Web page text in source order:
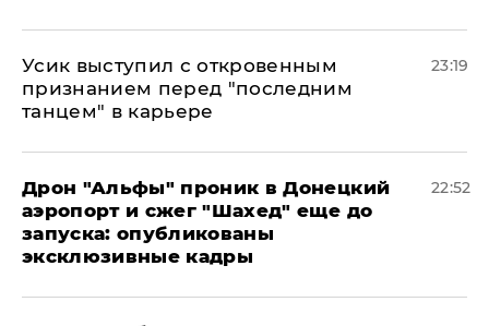
Усик выступил с откровенным
признанием перед "последним
танцем" в карьере
23:19
Дрон "Альфы" проник в Донецкий
аэропорт и сжег "Шахед" еще до
запуска: опубликованы
эксклюзивные кадры
22:52